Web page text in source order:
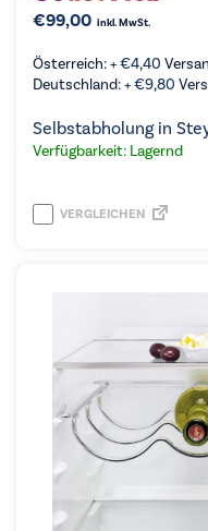
€99,00 inkl. MwSt.
Österreich: +€4,40
Deutschland: +€9,80
Selbstabholung in
Verfügbarkeit: Lagernd
VERGLEICHEN